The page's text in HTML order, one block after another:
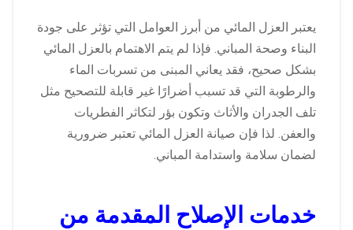
يعتبر العزل المائي من أبرز العوامل التي تؤثر على جودة
البناء وصحة المباني. فإذا لم يتم الاهتمام بالعزل المائي
بشكل صحيح، فقد يعاني المبنى من تسربات الماء
والرطوبة التي قد تسبب أضرارًا غير قابلة للتصحيح مثل
تلف الجدران والأثاث وتكون بؤر لتكاثر الفطريات
والعفن. لذا فإن صيانة العزل المائي تعتبر ضرورية
لضمان سلامة واستدامة المباني.
خدمات الإصلاح المقدمة من